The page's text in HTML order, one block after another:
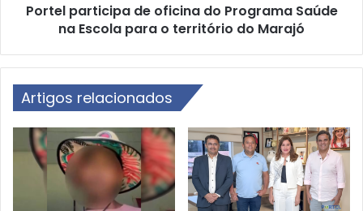
i
u
n
d
e
Portel participa de oficina do Programa Saúde
na Escola para o território do Marajó
Artigos relacionados